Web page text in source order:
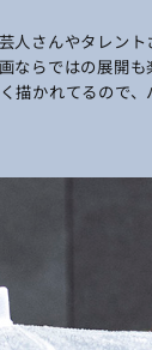
人さんやタレン
らではの展開も
かれてるので